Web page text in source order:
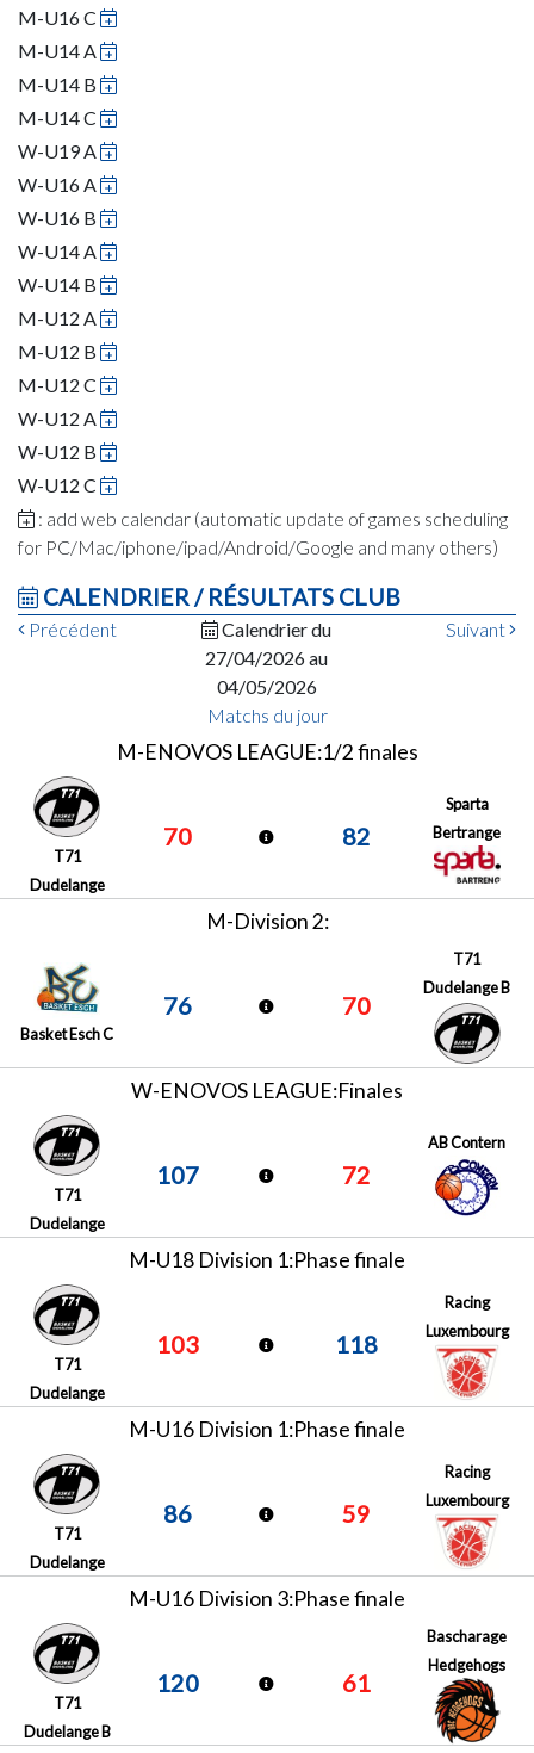
M-U16 C
M-U14 A
M-U14 B
M-U14 C
W-U19 A
W-U16 A
W-U16 B
W-U14 A
W-U14 B
M-U12 A
M-U12 B
M-U12 C
W-U12 A
W-U12 B
W-U12 C
: add web calendar (automatic update of games scheduling
for PC/Mac/iphone/ipad/Android/Google and many others)
CALENDRIER / RÉSULTATS CLUB
Précédent
Calendrier du
27/04/2026 au
04/05/2026
Suivant
Matchs du jour
M-ENOVOS LEAGUE:1/2 finales
T71
Dudelange
70 82
Sparta
Bertrange
M-Division 2:
Basket Esch C
76 70
T71
Dudelange B
W-ENOVOS LEAGUE:Finales
T71
Dudelange
107 72
AB Contern
M-U18 Division 1:Phase finale
T71
Dudelange
103 118
Racing
Luxembourg
M-U16 Division 1:Phase finale
T71
Dudelange
86 59
Racing
Luxembourg
M-U16 Division 3:Phase finale
T71
Dudelange B
120 61
Bascharage
Hedgehogs